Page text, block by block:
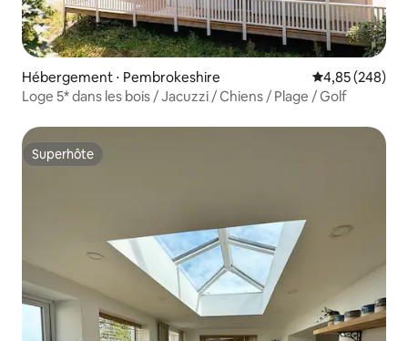
Hébergement ⋅ Pembrokeshire Évaluation
4,85 (248)
Loge 5* dans les bois / Jacuzzi / Chiens / Plage / Golf
Superhôte
Superhôte